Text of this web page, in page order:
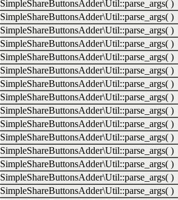
SimpleShareButtonsAdder\Util::parse_args( )
SimpleShareButtonsAdder\Util::parse_args( )
SimpleShareButtonsAdder\Util::parse_args( )
SimpleShareButtonsAdder\Util::parse_args( )
SimpleShareButtonsAdder\Util::parse_args( )
SimpleShareButtonsAdder\Util::parse_args( )
SimpleShareButtonsAdder\Util::parse_args( )
SimpleShareButtonsAdder\Util::parse_args( )
SimpleShareButtonsAdder\Util::parse_args( )
SimpleShareButtonsAdder\Util::parse_args( )
SimpleShareButtonsAdder\Util::parse_args( )
SimpleShareButtonsAdder\Util::parse_args( )
SimpleShareButtonsAdder\Util::parse_args( )
SimpleShareButtonsAdder\Util::parse_args( )
SimpleShareButtonsAdder\Util::parse_args( )